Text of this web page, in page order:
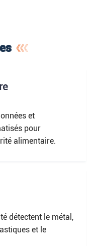
et
pour
alimentaire.
détectent le métal,
et le